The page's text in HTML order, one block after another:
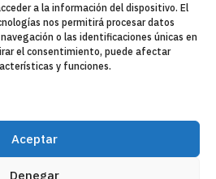
a la información del dispositivo. El
nos permitirá procesar datos
o las identificaciones únicas en
el consentimiento, puede afectar
y funciones.
Aceptar
Denegar
AVISO LEGAL
DE PRIVACIDAD
COLABORADORAS
CORREO WEB